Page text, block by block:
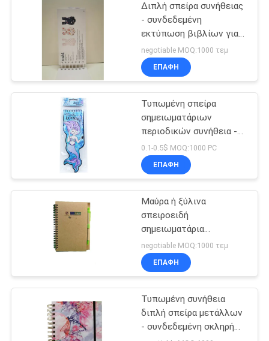
SITEMAP
PRIVACY
POLICY
Διπλή σπείρα συνήθειας
- συνδεδεμένη
εκτύπωση βιβλίων για
τη διαφήμιση, εκτύπωση
κάλυψης
σημειωματάριων
negotiable MOQ:1000 τεμ
ΕΠΑΦΉ
Τυπωμένη σπείρα
σημειωματάριων
περιοδικών συνήθεια -
συνδεδεμένη εκτύπωση
σημειωματάριων
μαξιλαριών συνδεδεμένη
0.1-0.5$ MOQ:1000 PC
ΕΠΑΦΉ
Μαύρα ή ξύλινα
σπειροειδή
σημειωματάρια
συνήθειας Hardcover
χρώματος που
τυπώνουν για τα παιδιά
negotiable MOQ:1000 τεμ
ΕΠΑΦΉ
Τυπωμένη συνήθεια
διπλή σπείρα μετάλλων
- συνδεδεμένη σκληρή